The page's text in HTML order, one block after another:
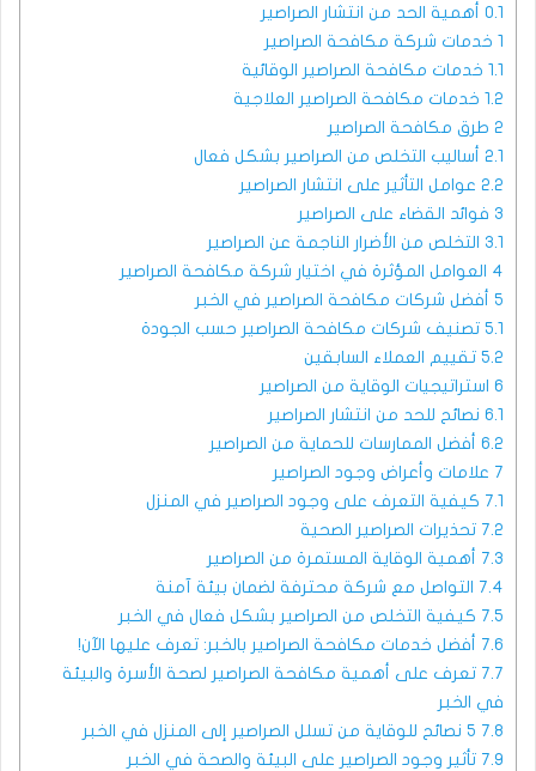
0.1 أهمية الحد من انتشار الصراصير
1 خدمات شركة مكافحة الصراصير
1.1 خدمات مكافحة الصراصير الوقائية
1.2 خدمات مكافحة الصراصير العلاجية
2 طرق مكافحة الصراصير
2.1 أساليب التخلص من الصراصير بشكل فعال
2.2 عوامل التأثير على انتشار الصراصير
3 فوائد القضاء على الصراصير
3.1 التخلص من الأضرار الناجمة عن الصراصير
4 العوامل المؤثرة في اختيار شركة مكافحة الصراصير
5 أفضل شركات مكافحة الصراصير في الخبر
5.1 تصنيف شركات مكافحة الصراصير حسب الجودة
5.2 تقييم العملاء السابقين
6 استراتيجيات الوقاية من الصراصير
6.1 نصائح للحد من انتشار الصراصير
6.2 أفضل الممارسات للحماية من الصراصير
7 علامات وأعراض وجود الصراصير
7.1 كيفية التعرف على وجود الصراصير في المنزل
7.2 تحذيرات الصراصير الصحية
7.3 أهمية الوقاية المستمرة من الصراصير
7.4 التواصل مع شركة محترفة لضمان بيئة آمنة
7.5 كيفية التخلص من الصراصير بشكل فعال في الخبر
7.6 أفضل خدمات مكافحة الصراصير بالخبر: تعرف عليها الآن!
7.7 تعرف على أهمية مكافحة الصراصير لصحة الأسرة والبيئة
في الخبر
7.8
7.9 تأثير وجود الصراصير على البيئة والصحة في الخبر